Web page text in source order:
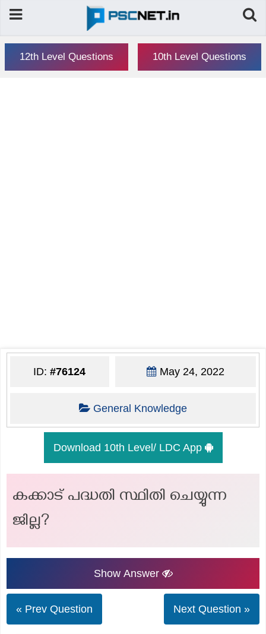
12th Level Questions 10th Level Questions
ID:#76124 May 24, 2022
General Knowledge
Download 10th Level/ LDC App
കക്കാട് പദ്ധതി സ്ഥിതി ചെയ്യുന്ന
ജില്ല?
Show Answer
« Prev Question Next Question »